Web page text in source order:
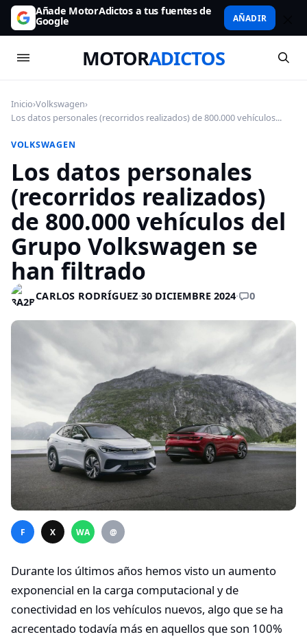
Añade MotorAdictos a tus fuentes de
Google AÑADIR
MOTORADICTOS
Inicio›Volkswagen›
Los datos personales (recorridos realizados) de 800.000 vehículos...
VOLKSWAGEN
Los datos personales
(recorridos realizados)
de 800.000 vehículos del
Grupo Volkswagen se
han filtrado
CARLOS RODRÍGUEZ·30 DICIEMBRE 2024· 0
F X WA @
Durante los últimos años hemos visto un aumento
exponencial en la carga computacional y de
conectividad en los vehículos nuevos, algo que se ha
acrecentado todavía más en aquellos que son 100%